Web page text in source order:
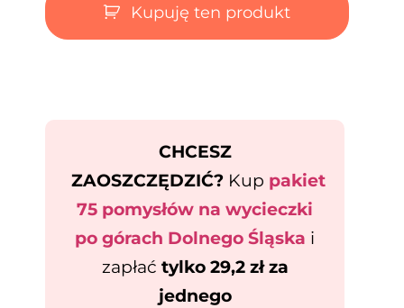
Kupuję ten produkt
CHCESZ
ZAOSZCZĘDZIĆ? Kup pakiet
75 pomysłów na wycieczki
po górach Dolnego Śląska i
zapłać tylko 29,2 zł za
jednego